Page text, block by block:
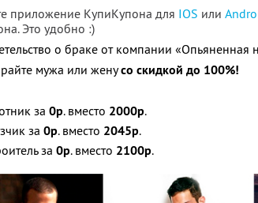
приложение КупиКупона для IOS или
Это удобно :)
о браке от компании «Опьяненная
мужа или женусо скидкой до 100%!
за 0р. вместо 2000р.
за 0р. вместо 2045р.
за 0р. вместо 2100р.